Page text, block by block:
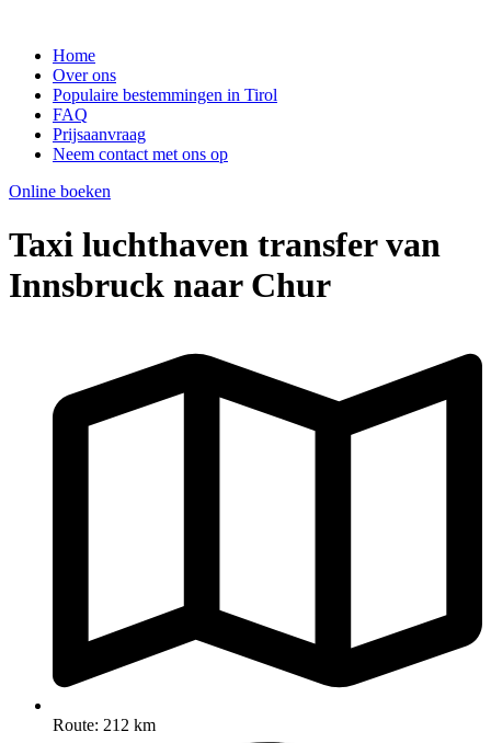
Home
Over ons
Populaire bestemmingen in Tirol
FAQ
Prijsaanvraag
Neem contact met ons op
Online boeken
Taxi luchthaven transfer van
Innsbruck naar Chur
Route: 212 km